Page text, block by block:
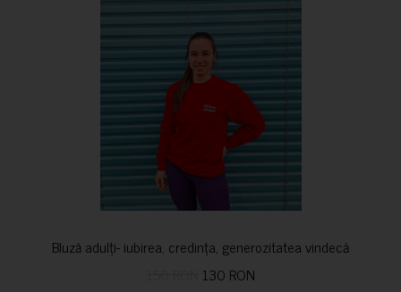
Bluză adulți- iubirea, credința, generozitatea vindecă
130 RON